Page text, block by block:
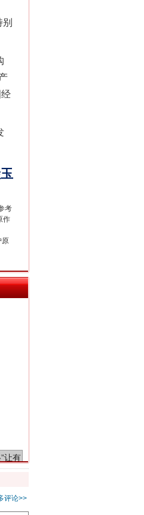
考
作
原
评论>>